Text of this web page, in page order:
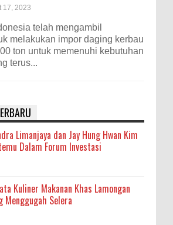
17, 2023
telah mengambil
melakukan impor daging kerbau
ton untuk memenuhi kebutuhan
terus...
Limanjaya dan Jay Hung Hwan Kim
Dalam Forum Investasi
Kuliner Makanan Khas Lamongan
Menggugah Selera